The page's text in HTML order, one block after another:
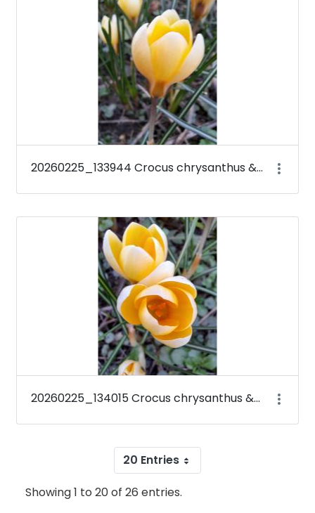
20260225_133944 Crocus chrysanthus &#39;Romance&#39;
20260225_134015 Crocus chrysanthus &#39;Romance&#39;
20 Entries
Showing 1 to 20 of 26 entries.